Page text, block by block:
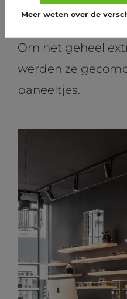
Monocle te
Om het geheel
werden ze
paneeltjes.
Meer weten over de